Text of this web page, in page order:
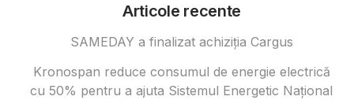
Articole recente
SAMEDAY a finalizat achiziția Cargus
Kronospan reduce consumul de energie electrică
cu 50% pentru a ajuta Sistemul Energetic Național